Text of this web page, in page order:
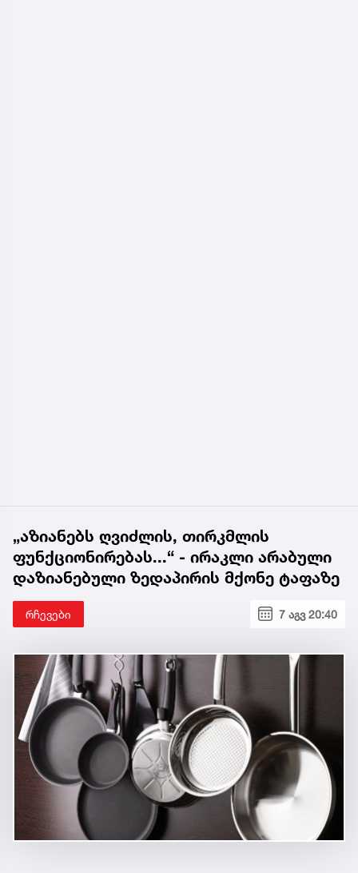
„აზიანებს ღვიძლის, თირკმლის
ფუნქციონირებას...“ - ირაკლი არაბული
დაზიანებული ზედაპირის მქონე ტაფაზე
რჩევები 7 აგვ 20:40